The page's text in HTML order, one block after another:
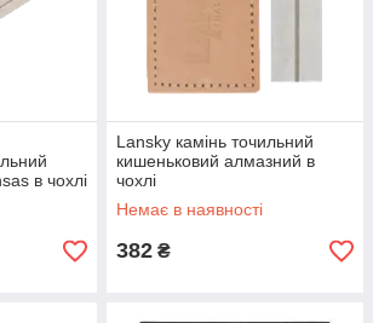
в чохлі
Lansky камінь точильний
кишеньковий алмазний в
чохлі
Немає в наявності
382 ₴